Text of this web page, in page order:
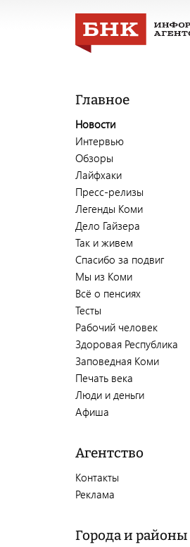
Главное
Новости
Интервью
Обзоры
Лайфхаки
Пресс-релизы
Легенды Коми
Дело Гайзера
Так и живем
Спасибо за подвиг
Мы из Коми
Всё о пенсиях
Тесты
Рабочий человек
Здоровая Республика
Заповедная Коми
Печать века
Люди и деньги
Афиша
Агентство
Контакты
Реклама
Города и районы